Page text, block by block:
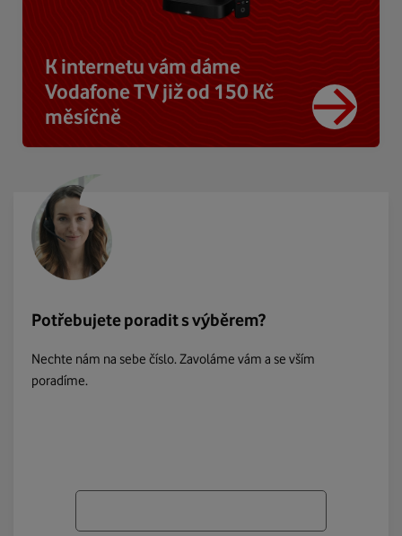
K internetu vám dáme
Vodafone TV již od 150 Kč
měsíčně
Potřebujete poradit s výběrem?
Nechte nám na sebe číslo. Zavoláme vám a se vším
poradíme.